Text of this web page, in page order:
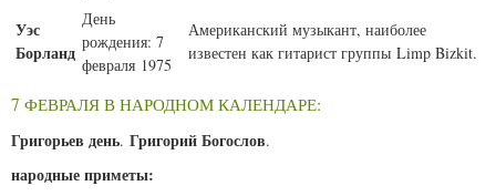
Уэс
Борланд
День
рождения: 7
февраля 1975
Американский музыкант, наиболее
известен как гитарист группы Limp Bizkit.
7 ФЕВРАЛЯ В НАРОДНОМ КАЛЕНДАРЕ:
Григорьев день. Григорий Богослов.
народные приметы: